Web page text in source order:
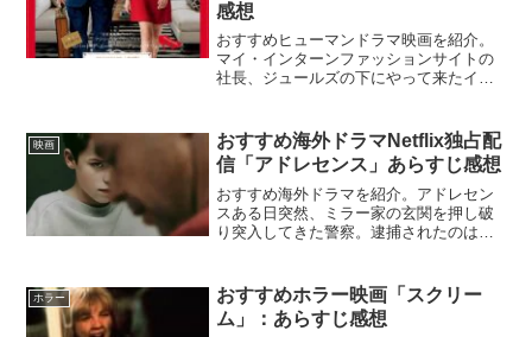
感想
おすすめヒューマンドラマ映画を紹介。
マイ・インターンファッションサイトの
社長、ジュールズの下にやって来たイン
えてゆく。『マイ・インターン』
NETFLIX公式インターン...
映画
おすすめ海外ドラマNetflix独占配
信「アドレセンス」あらすじ感想
おすすめ海外ドラマを紹介。アドレセン
スある日突然、ミラー家の玄関を押し破
り突入してきた警察。逮捕されたのはま
ていないと主張するが…。Netflix公式ス
ピード感がとに...
ホラー
おすすめホラー映画「スクリー
ム」：あらすじ感想